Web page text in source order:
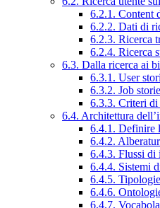
6.2.1. Content
6.2.2. Dati di
6.2.3. Ricerca
6.2.4. Ricerca
6.3. Dalla ricerca ai
6.3.1. User
6.3.2. Job
6.3.3. Criteri di
6.4. Architettura
6.4.1. Definire
6.4.2.
6.4.3. Flussi di
6.4.4. Sistemi
6.4.5.
6.4.6.
6.4.7.